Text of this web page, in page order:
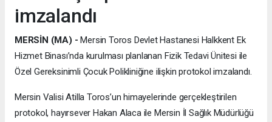
imzalandı
MERSİN (MA) - Mersin Toros Devlet Hastanesi Halkkent Ek
Hizmet Binası’nda kurulması planlanan Fizik Tedavi Ünitesi ile
Özel Gereksinimli Çocuk Polikliniğine ilişkin protokol imzalandı.
Mersin Valisi Atilla Toros’un himayelerinde gerçekleştirilen
protokol, hayırsever Hakan Alaca ile Mersin İl Sağlık Müdürlüğü